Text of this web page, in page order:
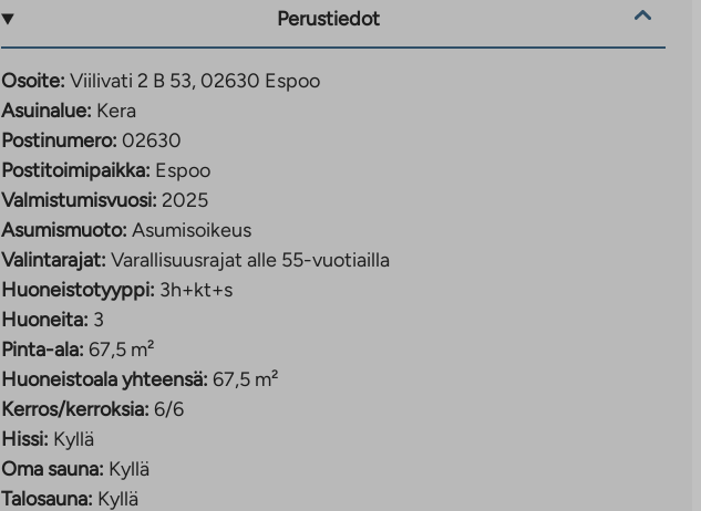
Perustiedot
Osoite: Viilivati 2 B 53, 02630 Espoo
Asuinalue: Kera
Postinumero: 02630
Postitoimipaikka: Espoo
Valmistumisvuosi: 2025
Asumismuoto: Asumisoikeus
Valintarajat: Varallisuusrajat alle 55-vuotiailla
Huoneistotyyppi: 3h+kt+s
Huoneita: 3
Pinta-ala: 67,5 m²
Huoneistoala yhteensä: 67,5 m²
Kerros/kerroksia: 6/6
Hissi: Kyllä
Oma sauna: Kyllä
Talosauna: Kyllä